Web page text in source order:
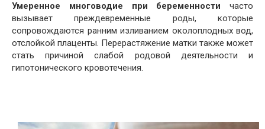
Умеренное многоводие при беременности часто
вызывает преждевременные роды, которые
сопровождаются ранним изливанием околоплодных вод,
отслойкой плаценты. Перерастяжение матки также может
стать причиной слабой родовой деятельности и
гипотонического кровотечения.